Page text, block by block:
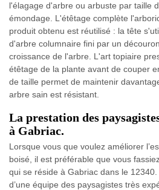
l'élagage d'arbre ou arbuste par taille
émondage. L'étêtage complète
produit obtenu est réutilisé : la tête
d'arbre columnaire fini par un
croissance de l'arbre. L'art topiaire
étêtage de la plante avant de couper
de taille permet de maintenir
arbre sain est résistant.
La prestation des
à Gabriac.
Lorsque vous que voulez améliorer
boisé, il est préférable que vous
qui se réside à Gabriac dans le
d’une équipe des paysagistes très